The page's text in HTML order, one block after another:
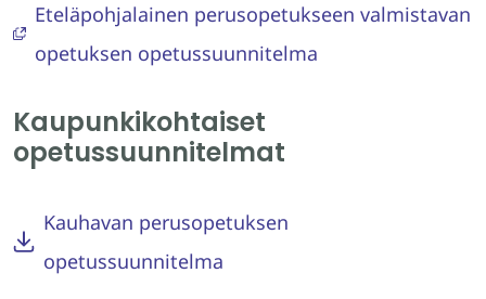
Eteläpohjalainen perusopetukseen valmistavan
opetuksen opetussuunnitelma
Kaupunkikohtaiset
opetussuunnitelmat
Kauhavan perusopetuksen
opetussuunnitelma